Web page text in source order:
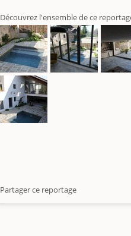
Découvrez l'ensemble de ce
Partager ce reportage